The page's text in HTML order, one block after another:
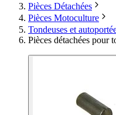
Pièces Détachées
Pièces Motoculture
Tondeuses et
Pièces détachées pour